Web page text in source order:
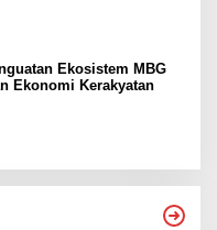
Ekosistem MBG
Ekonomi Kerakyatan